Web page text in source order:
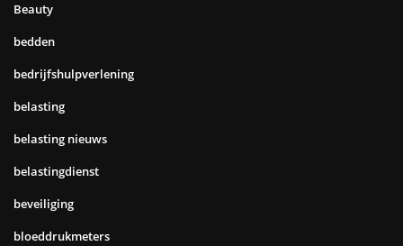
Beauty
bedden
bedrijfshulpverlening
belasting
belasting nieuws
belastingdienst
beveiliging
bloeddrukmeters